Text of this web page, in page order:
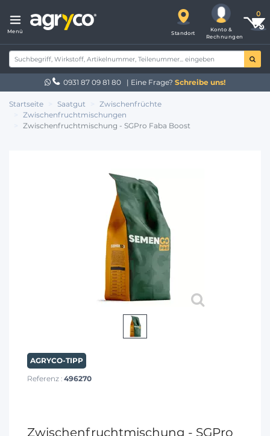
Menü Standort
Konto &
Rechnungen
0931 87 09 81 80 | Eine Frage? Schreibe uns!
Startseite Saatgut
Zwischenfrüchte
Zwischenfruchtmischungen
Zwischenfruchtmischung - SGPro Faba Boost
AGRYCO-TIPP
Referenz : 496270
Zwischenfruchtmischung - SGPro